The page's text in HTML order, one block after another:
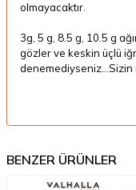
olmayacaktır.
3g, 5 g, 8.5 g, 10.5 g
gözler ve keskin üçlü
denemediyseniz...Sizin
BENZER ÜRÜNLER